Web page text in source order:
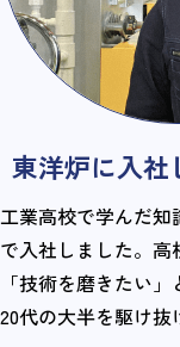
東洋炉に入社
工業高校で学んだ
で入社しました。高
「技術を磨きたい
20代の大半を駆け抜